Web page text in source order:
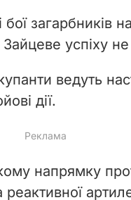
бої загарбників
успіху
ведуть
дії.
напрямку
реактивної